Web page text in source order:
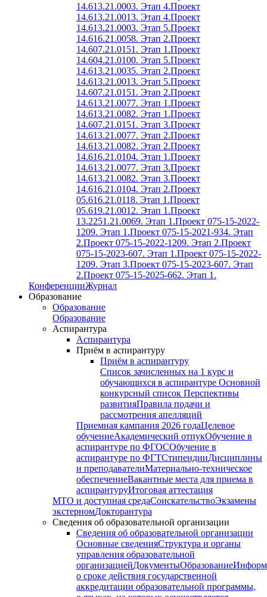
14.613.21.0003. Этап 4.Проект
14.613.21.0013. Этап 4.Проект
14.613.21.0003. Этап 5.Проект
14.616.21.0058. Этап 2.Проект
14.607.21.0151. Этап 1.Проект
14.604.21.0100. Этап 5.Проект
14.613.21.0035. Этап 2.Проект
14.613.21.0013. Этап 5.Проект
14.607.21.0151. Этап 2.Проект
14.613.21.0077. Этап 1.Проект
14.613.21.0082. Этап 1.Проект
14.607.21.0151. Этап 3.Проект
14.613.21.0077. Этап 2.Проект
14.613.21.0082. Этап 2.Проект
14.616.21.0104. Этап 1.Проект
14.613.21.0077. Этап 3.Проект
14.613.21.0082. Этап 3.Проект
14.616.21.0104. Этап 2.Проект
05.616.21.0118. Этап 1.Проект
05.619.21.0012. Этап 1.Проект
13.2251.21.0069. Этап 1.Проект 075-15-2022-
1209. Этап 1.Проект 075-15-2021-934. Этап
2.Проект 075-15-2022-1209. Этап 2.Проект
075-15-2023-607. Этап 1.Проект 075-15-2022-
1209. Этап 3.Проект 075-15-2023-607. Этап
2.Проект 075-15-2025-662. Этап 1.
КонференцииЖурнал
Образование
Образование
Образование
Аспирантура
Аспирантура
Приём в аспирантуру
Приём в аспирантуру
Список зачисленных на 1 курс и
обучающихся в аспирантуре Основной
конкурсный список Перспективы
развитияПравила подачи и
рассмотрения апелляций
Приемная кампания 2026 годаЦелевое
обучениеАкадемический отпукОбучение в
аспирантуре по ФГОСОбучение в
аспирантуре по ФГТСтипендииДисциплины
и преподавателиМатериально-техническое
обеспечениеВакантные места для приема в
аспирантуруИтоговая аттестация
МТО и доступная средаСоискательствоЭкзамены
экстерномДокторантура
Сведения об образовательной организации
Сведения об образовательной организации
Основные сведенияСтруктура и органы
управления образовательной
организациейДокументыОбразование
о сроке действия государственной
аккредитации образовательной программы,